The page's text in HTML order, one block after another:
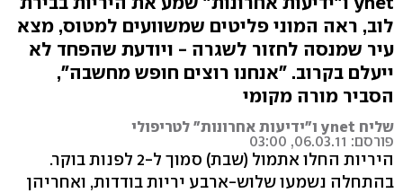
לוב, ראה המוני פליטים שמשוועים למטוס, מצא
עיר שמנסה לחזור לשגרה - ויודעת שהפחד לא
ייעלם בקרוב. "אנחנו רוצים חופש מחשבה",
הסביר מורה מקומי
שליח ynet ו"ידיעות אחרונות" לטריפולי
פורסם: 06.03.11, 03:00
היריות החלו אתמול (שבת) סמוך ל-2 לפנות בוקר.
בהתחלה נשמעו שלוש-ארבע יריות בודדות, ואחריהן